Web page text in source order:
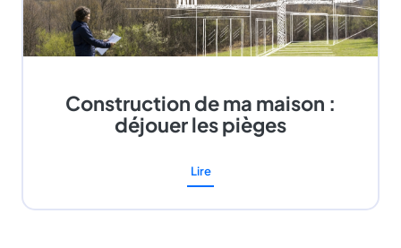
Construction de ma maison :
déjouer les pièges
Lire